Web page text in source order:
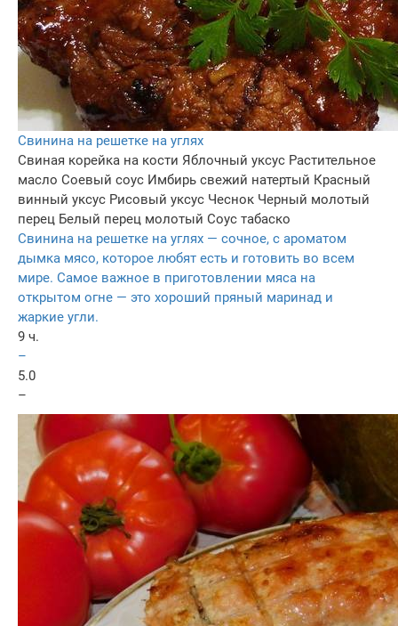
Свинина на решетке на углях
Свиная корейка на кости Яблочный уксус Растительное
масло Соевый соус Имбирь свежий натертый Красный
винный уксус Рисовый уксус Чеснок Черный молотый
перец Белый перец молотый Соус табаско
Свинина на решетке на углях — сочное, с ароматом
дымка мясо, которое любят есть и готовить во всем
мире. Самое важное в приготовлении мяса на
открытом огне — это хороший пряный маринад и
жаркие угли.
9 ч.
–
5.0
–